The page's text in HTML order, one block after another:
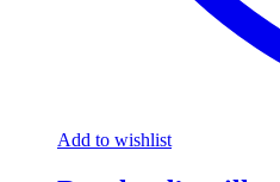
Add to wishlist